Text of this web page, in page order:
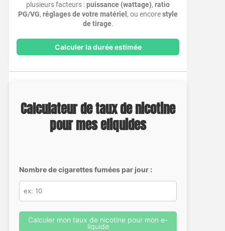
plusieurs facteurs :puissance (wattage),ratio
PG/VG,réglages de votre matériel , ou encorestyle
de tirage.
Calculer la durée estimée
Calculateur de taux de nicotine
pour mes eliquides
Nombre de cigarettes fumées par jour :
Calculer mon taux de nicotine pour mon e-
liquide